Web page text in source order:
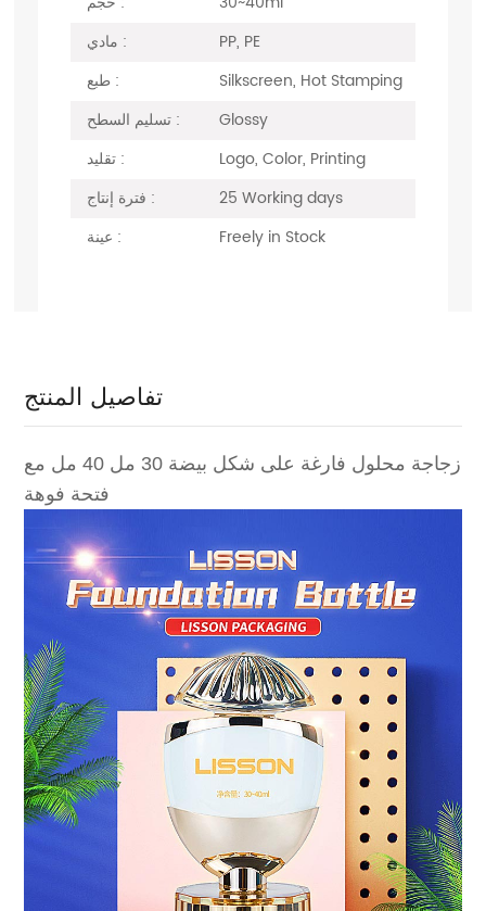
مادي :
PP, PE
طبع :
Silkscreen, Hot Stamping
تسليم السطح :
Glossy
تقليد :
Logo, Color, Printing
فترة إنتاج :
25 Working days
عينة :
Freely in Stock
تفاصيل المنتج
زجاجة محلول فارغة على شكل بيضة 30 مل 40 مل مع
فتحة فوهة